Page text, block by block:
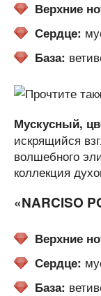
Верхние
Сердце:
База:
Мускусный,
искрящийся
волшебного
коллекция
«NARCISO
Верхние
Сердце:
База: